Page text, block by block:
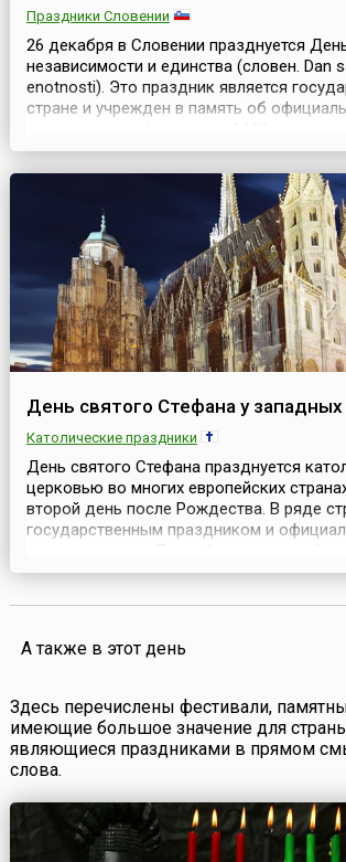
Праздники Словении
26 декабря в Словении празднуется
независимости и единства (словен. Dan
enotnosti). Это праздник является
стране и учрежден в память об
Словении.23 декабря 1990 года в стране
референдум, основной вопрос которого
следующим образом: «Быть ли Словении
День святого Стефана у западных
Католические праздники
День святого Стефана празднуется
церковью во многих европейских
второй день после Рождества. В ряде
государственным праздником и
архидиакон Стефан (St. Stephen), был
А также в этот день
Здесь перечислены фестивали,
имеющие большое значение для
являющиеся праздниками в прямом
слова.